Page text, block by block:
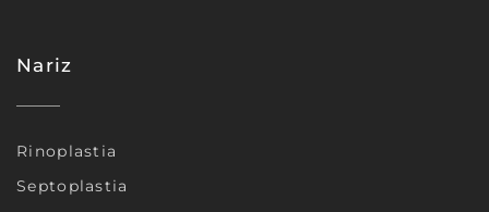
Nariz
Rinoplastia
Septoplastia